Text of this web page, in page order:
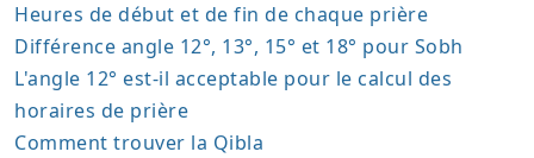
Heures de début et de fin de chaque prière
Différence angle 12°, 13°, 15° et 18° pour Sobh
L'angle 12° est-il acceptable pour le calcul des
horaires de prière
Comment trouver la Qibla